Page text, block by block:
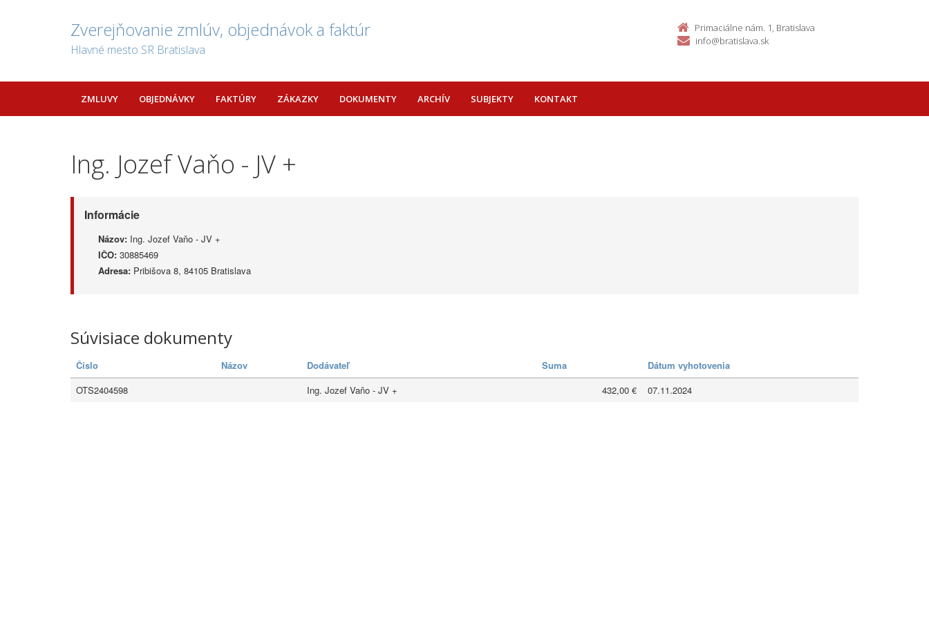
Zverejňovanie zmlúv, objednávok a faktúr
Hlavné mesto SR Bratislava
Primaciálne nám. 1, Bratislava
info@bratislava.sk
ZMLUVY OBJEDNÁVKY FAKTÚRY ZÁKAZKY DOKUMENTY ARCHÍV SUBJEKTY KONTAKT
Ing. Jozef Vaňo - JV +
Informácie
Názov: Ing. Jozef Vaňo - JV +
IČO: 30885469
Adresa: Pribišova 8, 84105 Bratislava
Súvisiace dokumenty
Číslo Názov Dodávateľ Suma
Dátum vyhotovenia
OTS2404598
Ing. Jozef Vaňo - JV + 432,00 € 07.11.2024